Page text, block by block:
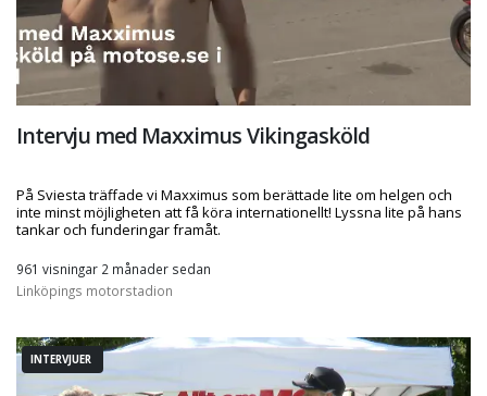
Intervju med Maxximus Vikingasköld
På Sviesta träffade vi Maxximus som berättade lite om helgen och
inte minst möjligheten att få köra internationellt! Lyssna lite på hans
tankar och funderingar framåt.
961 visningar 2 månader sedan
Linköpings motorstadion
INTERVJUER